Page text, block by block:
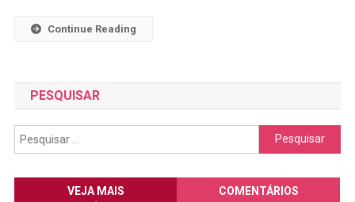
Continue Reading
PESQUISAR
Pesquisar
por:
VEJA MAIS COMENTÁRIOS